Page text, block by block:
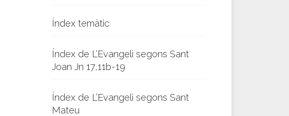
Índex temàtic
Índex de L’Evangeli segons Sant
Joan Jn 17,11b-19
Índex de L’Evangeli segons Sant
Mateu